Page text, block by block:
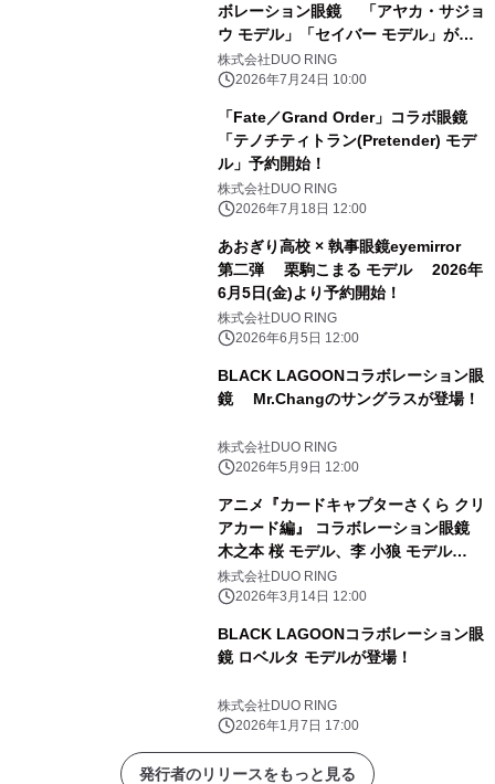
ボレーション眼鏡 「アヤカ・サジョ
ウ モデル」「セイバー モデル」が登
場 2026年7月24日(金)より予約開
始！
株式会社DUO RING
2026年7月24日 10:00
「Fate／Grand Order」コラボ眼鏡
「テノチティトラン(Pretender) モデ
ル」予約開始！
株式会社DUO RING
2026年7月18日 12:00
あおぎり高校 × 執事眼鏡eyemirror
第二弾 栗駒こまる モデル 2026年
6月5日(金)より予約開始！
株式会社DUO RING
2026年6月5日 12:00
BLACK LAGOONコラボレーション眼
鏡 Mr.Changのサングラスが登場！
株式会社DUO RING
2026年5月9日 12:00
アニメ『カードキャプターさくら クリ
アカード編』 コラボレーション眼鏡
木之本 桜 モデル、李 小狼 モデル
2026年3月14日(土)より予約開始！
株式会社DUO RING
2026年3月14日 12:00
BLACK LAGOONコラボレーション眼
鏡 ロベルタ モデルが登場！
株式会社DUO RING
2026年1月7日 17:00
発行者のリリースをもっと見る